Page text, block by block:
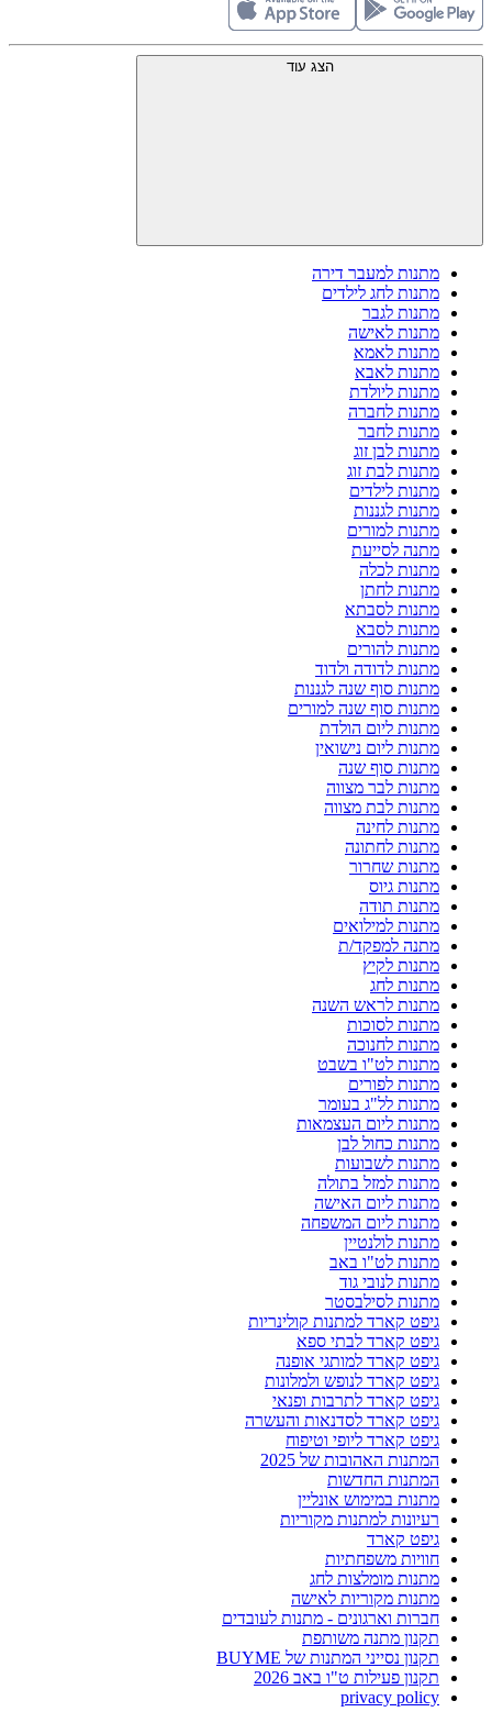
הצג עוד
מתנות למעבר דירה
מתנות לחג לילדים
מתנות לגבר
מתנות לאישה
מתנות לאמא
מתנות לאבא
מתנות ליולדת
מתנות לחברה
מתנות לחבר
מתנות לבן זוג
מתנות לבת זוג
מתנות לילדים
מתנות לגננות
מתנות למורים
מתנה לסייעת
מתנות לכלה
מתנות לחתן
מתנות לסבתא
מתנות לסבא
מתנות להורים
מתנות לדודה ולדוד
מתנות סוף שנה לגננות
מתנות סוף שנה למורים
מתנות ליום הולדת
מתנות ליום נישואין
מתנות סוף שנה
מתנות לבר מצווה
מתנות לבת מצווה
מתנות לחינה
מתנות לחתונה
מתנות שחרור
מתנות גיוס
מתנות תודה
מתנות למילואים
מתנה למפקד/ת
מתנות לקיץ
מתנות לחג
מתנות לראש השנה
מתנות לסוכות
מתנות לחנוכה
מתנות לט"ו בשבט
מתנות לפורים
מתנות לל"ג בעומר
מתנות ליום העצמאות
מתנות כחול לבן
מתנות לשבועות
מתנות למזל בתולה
מתנות ליום האישה
מתנות ליום המשפחה
מתנות לולנטיין
מתנות לט"ו באב
מתנות לנובי גוד
מתנות לסילבסטר
גיפט קארד למתנות קולינריות
גיפט קארד לבתי ספא
גיפט קארד למותגי אופנה
גיפט קארד לנופש ולמלונות
גיפט קארד לתרבות ופנאי
גיפט קארד לסדנאות והעשרה
גיפט קארד ליופי וטיפוח
המתנות האהובות של 2025
המתנות החדשות
מתנות במימוש אונליין
רעיונות למתנות מקוריות
גיפט קארד
חוויות משפחתיות
מתנות מומלצות לחג
מתנות מקוריות לאישה
חברות וארגונים - מתנות לעובדים
תקנון מתנה משותפת
תקנון נסייני המתנות של BUYME
תקנון פעילות ט"ו באב 2026
privacy policy